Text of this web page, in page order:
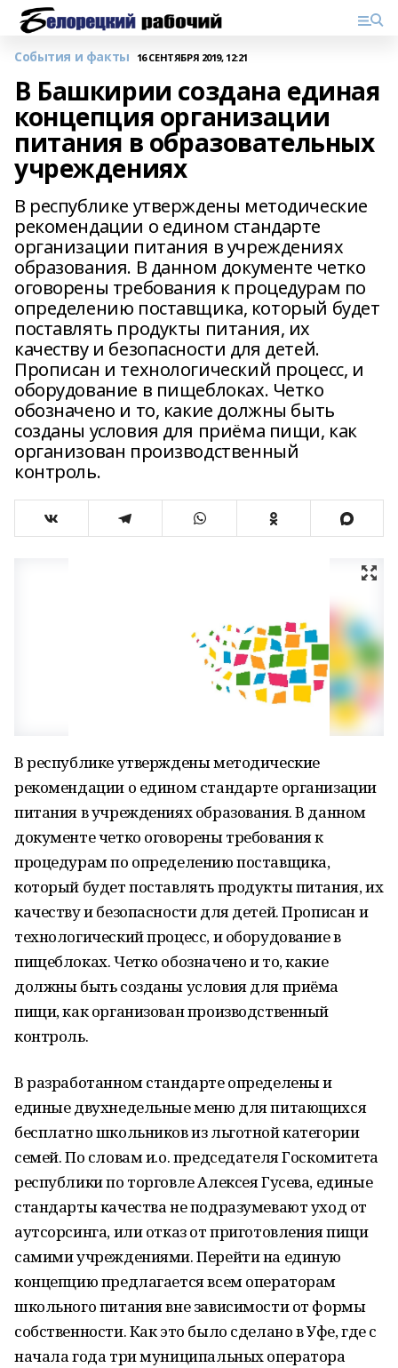
События и факты 16 СЕНТЯБРЯ 2019, 12:21
В Башкирии создана единая
концепция организации
питания в образовательных
учреждениях
В республике утверждены методические
рекомендации о едином стандарте
организации питания в учреждениях
образования. В данном документе четко
оговорены требования к процедурам по
определению поставщика, который будет
поставлять продукты питания, их
качеству и безопасности для детей.
Прописан и технологический процесс, и
оборудование в пищеблоках. Четко
обозначено и то, какие должны быть
созданы условия для приёма пищи, как
организован производственный
контроль.
В республике утверждены методические
рекомендации о едином стандарте организации
питания в учреждениях образования. В данном
документе четко оговорены требования к
процедурам по определению поставщика,
который будет поставлять продукты питания, их
качеству и безопасности для детей. Прописан и
технологический процесс, и оборудование в
пищеблоках. Четко обозначено и то, какие
должны быть созданы условия для приёма
пищи, как организован производственный
контроль.
В разработанном стандарте определены и
единые двухнедельные меню для питающихся
бесплатно школьников из льготной категории
семей. По словам и.о. председателя Госкомитета
республики по торговле Алексея Гусева, единые
стандарты качества не подразумевают уход от
аутсорсинга, или отказ от приготовления пищи
самими учреждениями. Перейти на единую
концепцию предлагается всем операторам
школьного питания вне зависимости от формы
собственности. Как это было сделано в Уфе, где с
начала года три муниципальных оператора